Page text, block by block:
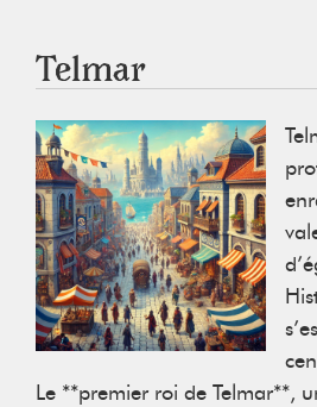
T elmar
Le **premier roi de Telmar**,